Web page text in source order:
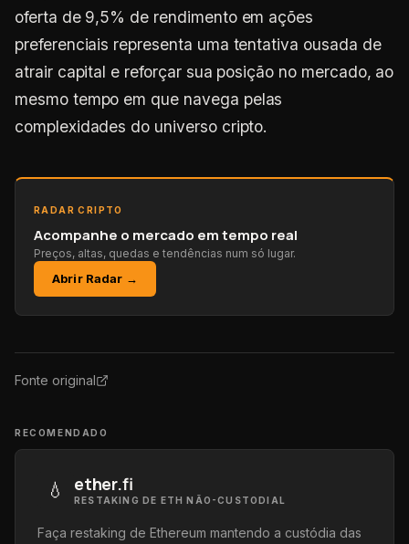
oferta de 9,5% de rendimento em ações
preferenciais representa uma tentativa ousada de
atrair capital e reforçar sua posição no mercado, ao
mesmo tempo em que navega pelas
complexidades do universo cripto.
RADAR CRIPTO
Acompanhe o mercado em tempo real
Preços, altas, quedas e tendências num só lugar.
Abrir Radar →
Fonte original
RECOMENDADO
💧 ether.fi
RESTAKING DE ETH NÃO-CUSTODIAL
Faça restaking de Ethereum mantendo a custódia das